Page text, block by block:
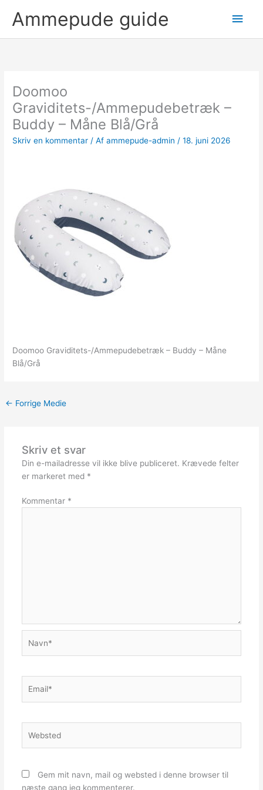
Ammepude guide
Doomoo
Graviditets-/Ammepudebetræk –
Buddy – Måne Blå/Grå
Skriv en kommentar / Afammepude-admin/18. juni 2026
Doomoo Graviditets-/Ammepudebetræk – Buddy – Måne
Blå/Grå
← Forrige Medie
Skriv et svar
Din e-mailadresse vil ikke blive publiceret. Krævede felter
er markeret med *
Kommentar *
Gem mit navn, mail og websted i denne browser til
næste gang jeg kommenterer.